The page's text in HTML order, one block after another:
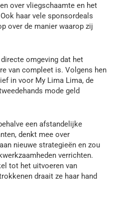
over vliegschaamte en het
haar vele sponsordeals
over de manier waarop zij
omgeving dat het
van compleet is. Volgens hen
in voor My Lima Lima, de
mode geld
een afstandelijke
denkt mee over
nieuwe strategieën en zou
verrichten.
tot het uitvoeren van
draait ze haar hand